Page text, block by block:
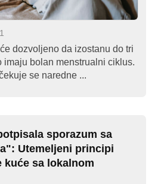
dozvoljeno da izostanu do tri
imaju bolan menstrualni ciklus.
se naredne ...
sporazum sa
Utemeljeni principi
kuće sa lokalnom